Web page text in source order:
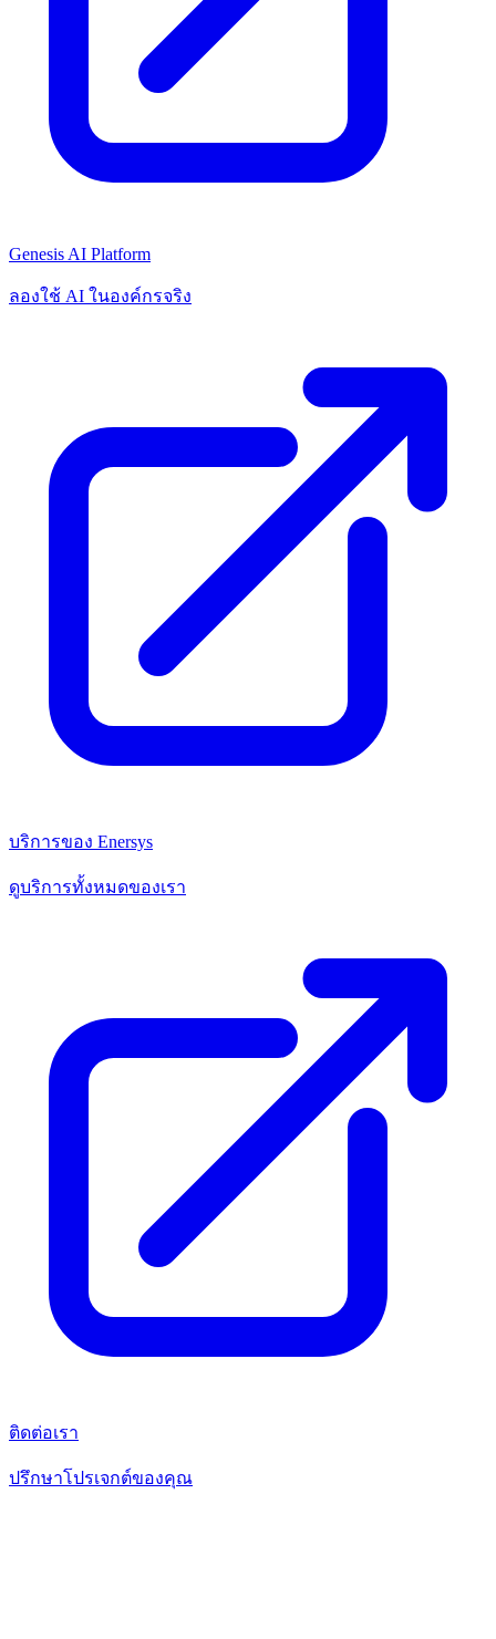
Genesis AI Platform
ลองใช้ AI ในองค์กรจริง
บริการของ Enersys
ดูบริการทั้งหมดของเรา
ติดต่อเรา
ปรึกษาโปรเจกต์ของคุณ